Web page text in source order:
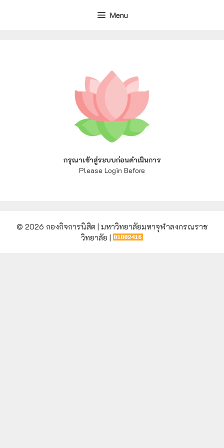
Menu
กรุณาเข้าสู่ระบบก่อนดำเนินการ
Please Login Before
© 2026 กองกิจการนิสิต | มหาวิทยาลัยมหาจุฬาลงกรณราช
วิทยาลัย |